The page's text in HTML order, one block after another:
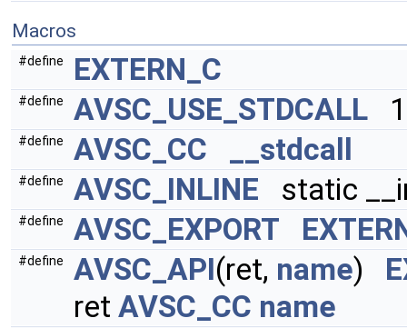
Macros
#define EXTERN_C
#define AVSC_USE_STDCALL 1
#define AVSC_CC __stdcall
#define AVSC_INLINE static
#define AVSC_EXPORT
#define AVSC_API(ret, name)
ret AVSC_CC name